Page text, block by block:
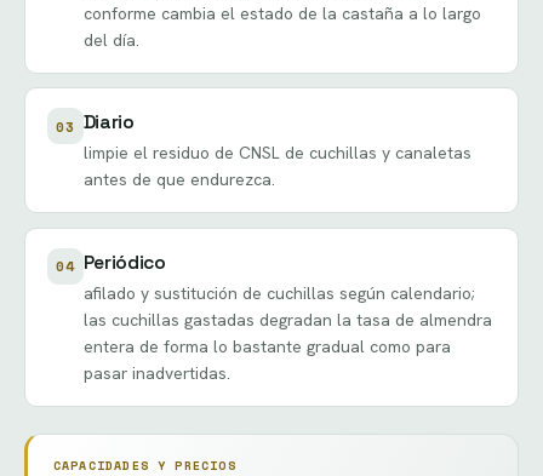
conforme cambia el estado de la castaña a lo largo
del día.
03 Diario
limpie el residuo de CNSL de cuchillas y canaletas
antes de que endurezca.
04 Periódico
afilado y sustitución de cuchillas según calendario;
las cuchillas gastadas degradan la tasa de almendra
entera de forma lo bastante gradual como para
pasar inadvertidas.
CAPACIDADES Y PRECIOS